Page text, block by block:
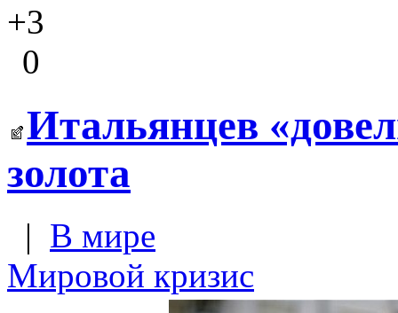
+3
0
Итальянцев
золота
| В мире
Мировой кризис